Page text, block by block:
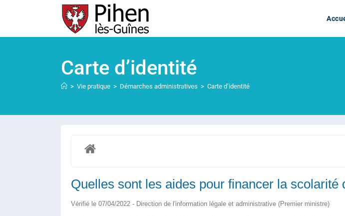
Carte d’identité
> Vie pratique > Démarches administratives > Carte d’identité
Quelles sont les aides pour financer la scolarité
Vérifié le 07/04/2022 - Direction de l'information légale et administrative (Premier ministre)